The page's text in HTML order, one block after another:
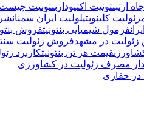
ارتبنتونیت اکتیودار بنتونیت
زئولیت کلینوپتیلولیت ایران سمنان
فرمول شیمیایی بنتونیتفروش
در مشهدفروش زئولیت
قیمت هر تن بنتونیتکاربرد
مصرف زئولیت در کشاورزی
در حفاری